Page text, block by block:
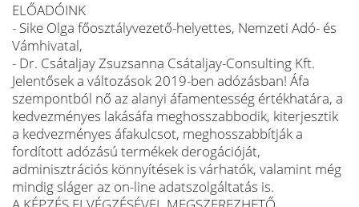
ELŐADÓINK
- Sike Olga főosztályvezető-helyettes, Nemzeti Adó- és
Vámhivatal,
- Dr. Csátaljay Zsuzsanna Csátaljay-Consulting Kft.
Jelentősek a változások 2019-ben adózásban! Áfa
szempontból nő az alanyi áfamentesség értékhatára, a
kedvezményes lakásáfa meghosszabbodik, kiterjesztik
a kedvezményes áfakulcsot, meghosszabbítják a
fordított adózású termékek derogációját,
adminisztrációs könnyítések is várhatók, valamint még
mindig sláger az on-line adatszolgáltatás is.